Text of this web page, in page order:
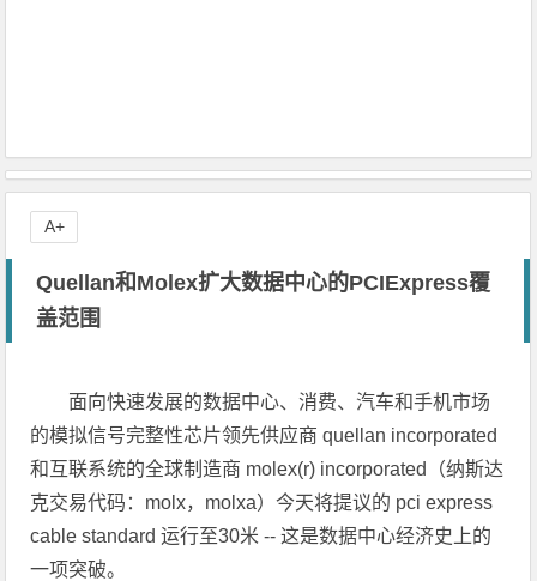
Quellan和Molex扩大数据中心的PCIExpress覆
盖范围
面向快速发展的数据中心、消费、汽车和手机市场
的模拟信号完整性芯片领先供应商 quellan incorporated
和互联系统的全球制造商 molex(r) incorporated（纳斯达
克交易代码：molx，molxa）今天将提议的 pci express
cable standard 运行至30米 -- 这是数据中心经济史上的
一项突破。
A+